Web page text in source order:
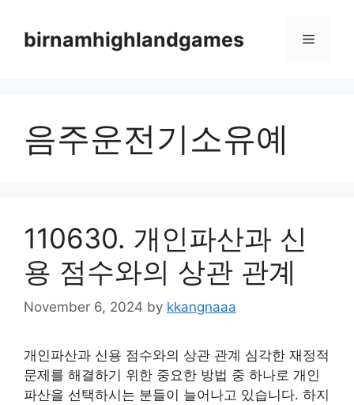
contentbirnamhighlandgames Menu
음주운전기소유예
110630. 개인파산과 신
용 점수와의 상관 관계
November 6, 2024 by kkangnaaa
개인파산과 신용 점수와의 상관 관계 심각한 재정적
문제를 해결하기 위한 중요한 방법 중 하나로 개인
파산을 선택하시는 분들이 늘어나고 있습니다. 하지